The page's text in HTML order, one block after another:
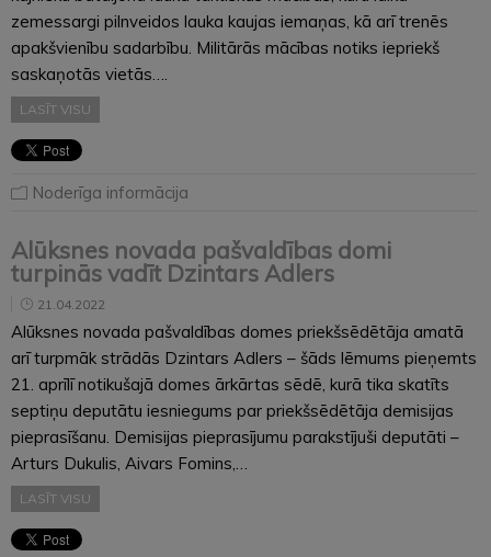
zemessargi pilnveidos lauka kaujas iemaņas, kā arī trenēs
apakšvienību sadarbību. Militārās mācības notiks iepriekš
saskaņotās vietās….
LASĪT VISU
Noderīga informācija
Alūksnes novada pašvaldības domi
turpinās vadīt Dzintars Adlers
21.04.2022
Alūksnes novada pašvaldības domes priekšsēdētāja amatā
arī turpmāk strādās Dzintars Adlers – šāds lēmums pieņemts
21. aprīlī notikušajā domes ārkārtas sēdē, kurā tika skatīts
septiņu deputātu iesniegums par priekšsēdētāja demisijas
pieprasīšanu. Demisijas pieprasījumu parakstījuši deputāti –
Arturs Dukulis, Aivars Fomins,…
LASĪT VISU